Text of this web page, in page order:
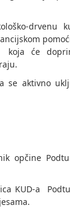
drvenu
koja će
se aktivno
opčine
KUD-a